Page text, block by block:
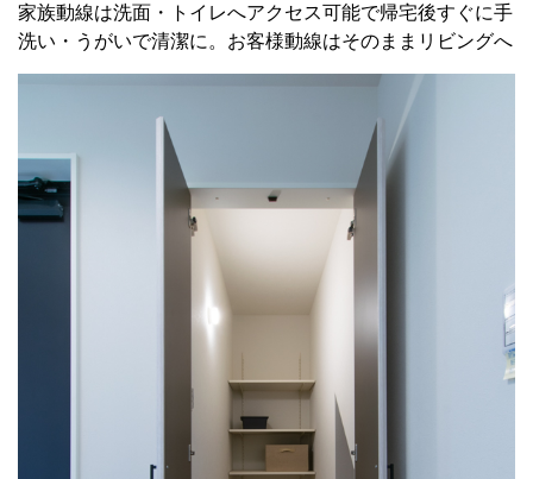
家族動線は洗面・トイレへアクセス可能で帰宅後すぐに手
洗い・うがいで清潔に。お客様動線はそのままリビングへ